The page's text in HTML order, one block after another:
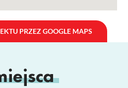
PRZEZ GOOGLE MAPS